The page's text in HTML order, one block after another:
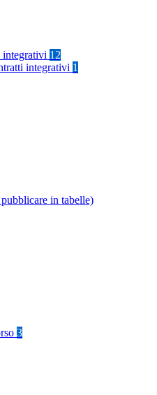
integrativi 12
integrativi 1
in tabelle)
3